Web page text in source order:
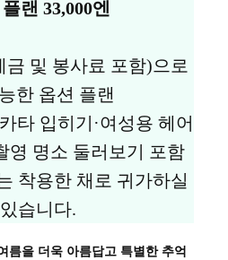
랜 33,000엔
금 및 봉사료 포함)으로
한 옵션 플랜
타 입히기·여성용 헤어
영 명소 둘러보기 포함
착용한 채로 귀가하실
습니다.
름을 더욱 아름답고 특별한 추억